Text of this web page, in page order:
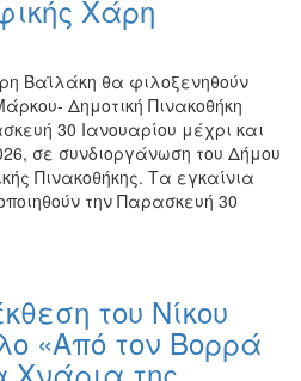
Χάρη
Βαϊλάκη θα φιλοξενηθούν
Δημοτική Πινακοθήκη
30 Ιανουαρίου μέχρι και
σε συνδιοργάνωση του Δήμου
Πινακοθήκης. Τα εγκαίνια
την Παρασκευή 30
του Νίκου
«Από τον Βορρά